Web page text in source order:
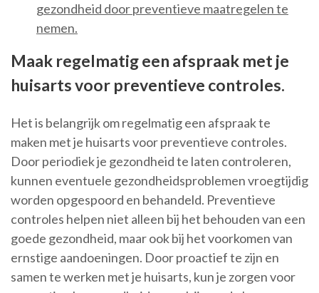
gezondheid door preventieve maatregelen te
nemen.
Maak regelmatig een afspraak met je
huisarts voor preventieve controles.
Het is belangrijk om regelmatig een afspraak te
maken met je huisarts voor preventieve controles.
Door periodiek je gezondheid te laten controleren,
kunnen eventuele gezondheidsproblemen vroegtijdig
worden opgespoord en behandeld. Preventieve
controles helpen niet alleen bij het behouden van een
goede gezondheid, maar ook bij het voorkomen van
ernstige aandoeningen. Door proactief te zijn en
samen te werken met je huisarts, kun je zorgen voor